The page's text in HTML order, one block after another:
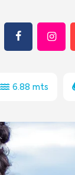
6.88 mts